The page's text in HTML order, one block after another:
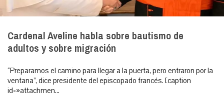
Cardenal Aveline habla sobre bautismo de
adultos y sobre migración
“Preparamos el camino para llegar a la puerta, pero entraron por la
ventana”, dice presidente del episcopado francés. [caption
id=»attachmen...